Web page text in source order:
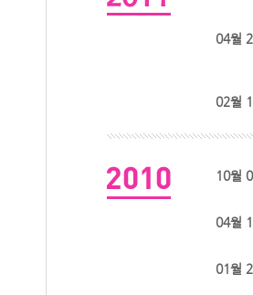
04월
02월
10월
04월
01월